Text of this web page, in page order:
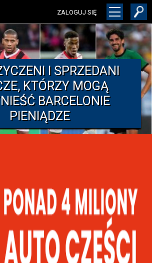
ZALOGUJ SIĘ
I SPRZEDANI
KTÓRZY MOGĄ
BARCELONIE
PIENIĄDZE